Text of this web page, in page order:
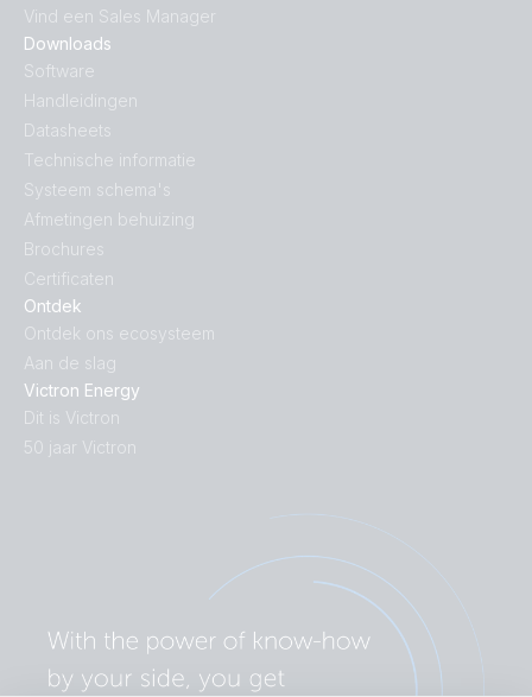
Ontdek
Ontdek ons ecosysteem
Aan de slag
Victron Energy
Dit is Victron
50 jaar Victron
Downloads
Software
Handleidingen
Datasheets
Technische informatie
Systeem schema's
Afmetingen behuizing
Brochures
Certificaten
Vind een Sales Manager